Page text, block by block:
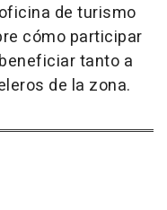
de turismo
cómo participar
tanto a
de la zona.